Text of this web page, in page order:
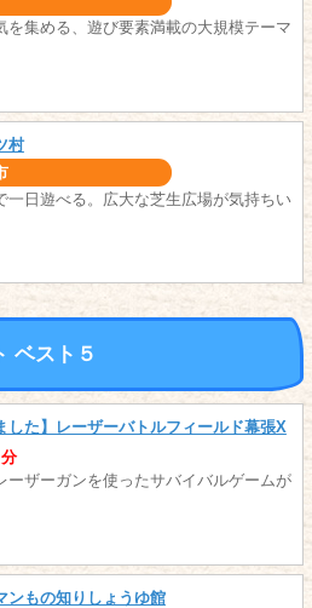
を集める、遊び要素満載の大規模テーマ
村
一日遊べる。広大な芝生広場が気持ちい
ベスト５
した】レーザーバトルフィールド幕張X
ーザーガンを使ったサバイバルゲームが
ンもの知りしょうゆ館